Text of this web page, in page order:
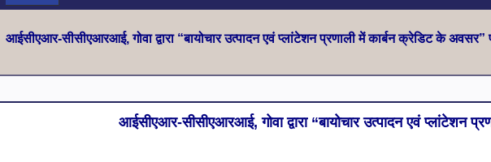
आईसीएआर-सीसीएआरआई, गोवा द्वारा “बायोचार उत्पादन एवं प्लांटेशन प्रणाली में कार्बन क्रेडिट के
आईसीएआर-सीसीएआरआई, गोवा द्वारा “बायोचार उत्पादन एवं प्लांटेशन